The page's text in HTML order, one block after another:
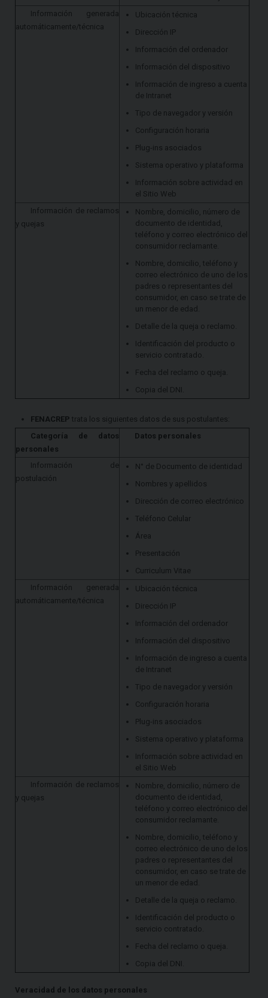
Información generada
automáticamente/técnica
Ubicación técnica
Dirección IP
Información del ordenador
Información del dispositivo
Información de ingreso a cuenta
de Intranet
Tipo de navegador y versión
Configuración horaria
Plug-ins asociados
Sistema operativo y plataforma
Información sobre actividad en
el Sitio Web
Información de reclamos
y quejas
Nombre, domicilio, número de
documento de identidad,
teléfono y correo electrónico del
consumidor reclamante.
Nombre, domicilio, teléfono y
correo electrónico de uno de los
padres o representantes del
consumidor, en caso se trate de
un menor de edad.
Detalle de la queja o reclamo.
Identificación del producto o
servicio contratado.
Fecha del reclamo o queja.
Copia del DNI.
FENACREP trata los siguientes datos de sus postulantes:
Categoría de datos
personales
Datos personales
Información de
postulación
N° de Documento de identidad
Nombres y apellidos
Dirección de correo electrónico
Teléfono Celular
Área
Presentación
Curriculum Vitae
Información generada
automáticamente/técnica
Ubicación técnica
Dirección IP
Información del ordenador
Información del dispositivo
Información de ingreso a cuenta
de Intranet
Tipo de navegador y versión
Configuración horaria
Plug-ins asociados
Sistema operativo y plataforma
Información sobre actividad en
el Sitio Web
Información de reclamos
y quejas
Nombre, domicilio, número de
documento de identidad,
teléfono y correo electrónico del
consumidor reclamante.
Nombre, domicilio, teléfono y
correo electrónico de uno de los
padres o representantes del
consumidor, en caso se trate de
un menor de edad.
Detalle de la queja o reclamo.
Identificación del producto o
servicio contratado.
Fecha del reclamo o queja.
Copia del DNI.
Veracidad de los datos personales